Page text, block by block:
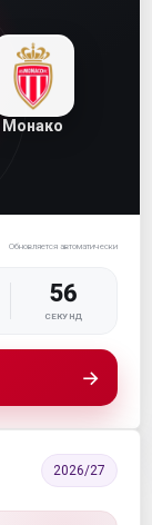
Монако
Обновляется автоматически
54
СЕКУНД
→
2026/27